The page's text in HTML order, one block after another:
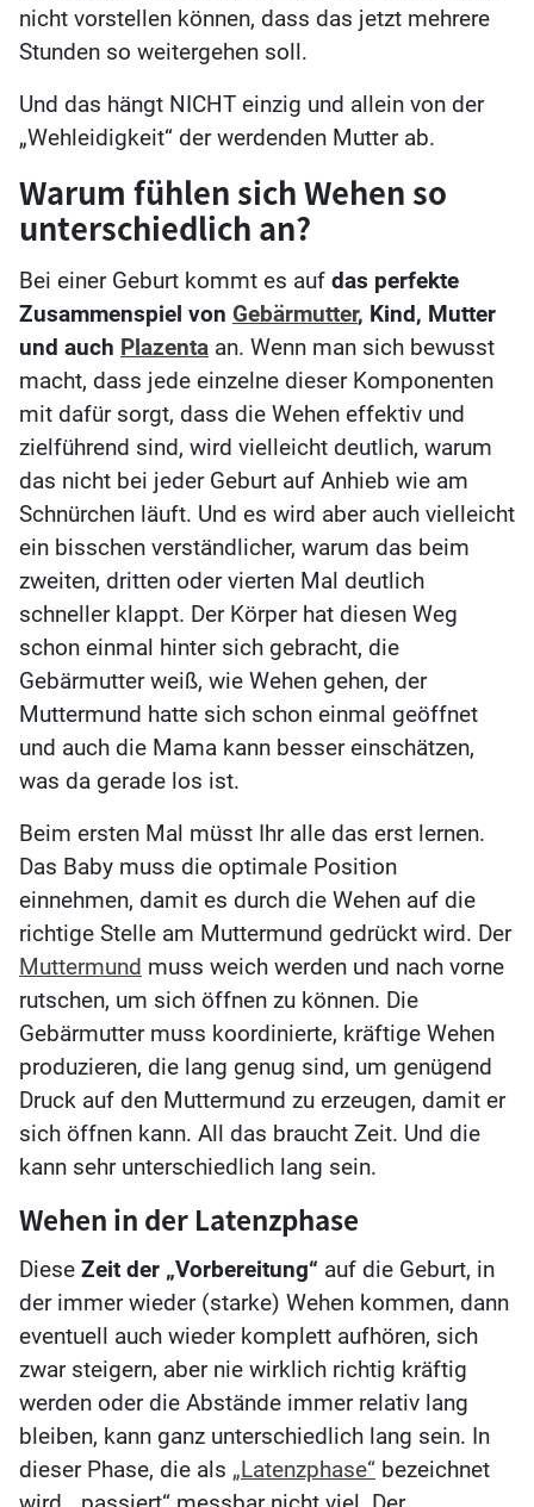
nicht vorstellen können, dass das jetzt mehrere
Stunden so weitergehen soll.
Und das hängt NICHT einzig und allein von der
„Wehleidigkeit“ der werdenden Mutter ab.
Warum fühlen sich Wehen so
unterschiedlich an?
Bei einer Geburt kommt es auf das perfekte
Zusammenspiel von Gebärmutter, Kind, Mutter
und auch Plazenta an. Wenn man sich bewusst
macht, dass jede einzelne dieser Komponenten
mit dafür sorgt, dass die Wehen effektiv und
zielführend sind, wird vielleicht deutlich, warum
das nicht bei jeder Geburt auf Anhieb wie am
Schnürchen läuft. Und es wird aber auch vielleicht
ein bisschen verständlicher, warum das beim
zweiten, dritten oder vierten Mal deutlich
schneller klappt. Der Körper hat diesen Weg
schon einmal hinter sich gebracht, die
Gebärmutter weiß, wie Wehen gehen, der
Muttermund hatte sich schon einmal geöffnet
und auch die Mama kann besser einschätzen,
was da gerade los ist.
Beim ersten Mal müsst Ihr alle das erst lernen.
Das Baby muss die optimale Position
einnehmen, damit es durch die Wehen auf die
richtige Stelle am Muttermund gedrückt wird. Der
Muttermund muss weich werden und nach vorne
rutschen, um sich öffnen zu können. Die
Gebärmutter muss koordinierte, kräftige Wehen
produzieren, die lang genug sind, um genügend
Druck auf den Muttermund zu erzeugen, damit er
sich öffnen kann. All das braucht Zeit. Und die
kann sehr unterschiedlich lang sein.
Wehen in der Latenzphase
Diese Zeit der „Vorbereitung“ auf die Geburt, in
der immer wieder (starke) Wehen kommen, dann
eventuell auch wieder komplett aufhören, sich
zwar steigern, aber nie wirklich richtig kräftig
werden oder die Abstände immer relativ lang
bleiben, kann ganz unterschiedlich lang sein. In
dieser Phase, die als „Latenzphase“ bezeichnet